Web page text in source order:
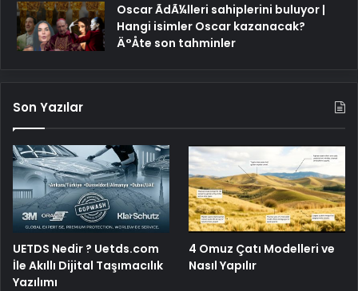
Oscar ÃdÃ¼lleri sahiplerini buluyor |
Hangi isimler Oscar kazanacak?
Ä°Åte son tahminler
Son Yazılar
UETDS Nedir ? Uetds.com
İle Akıllı Dijital Taşımacılık
Yazılımı
4 Omuz Çatı Modelleri ve
Nasıl Yapılır